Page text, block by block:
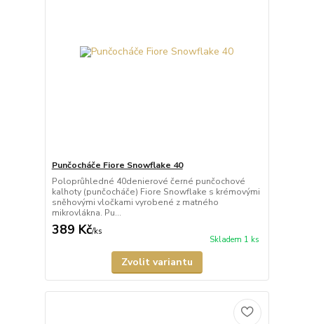
Punčocháče Fiore Snowflake 40
Poloprůhledné 40denierové černé punčochové
kalhoty (punčocháče) Fiore Snowflake s krémovými
sněhovými vločkami vyrobené z matného
mikrovlákna. Pu...
389 Kč/ks
Skladem 1 ks
Zvolit variantu